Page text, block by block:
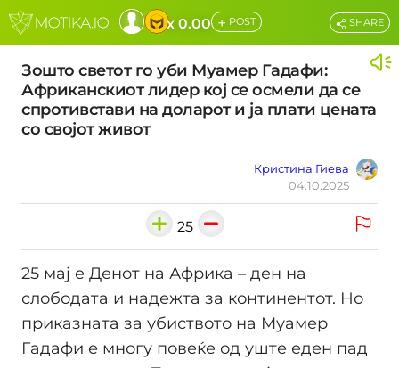
x 0.00 + POST
Зошто светот го уби Муамер Гадафи:
Африканскиот лидер кој се осмели да се
спротивстави на доларот и ја плати цената
со својот живот
Кристина Гиева
04.10.2025
SHARE
25
25 мај е Денот на Африка – ден на
слободата и надежта за континентот. Но
приказната за убиството на Муамер
Гадафи е многу повеќе од уште еден пад